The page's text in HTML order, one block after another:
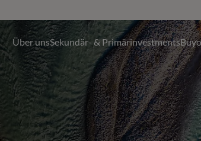
Über unsSekundär- & Primärinvestments